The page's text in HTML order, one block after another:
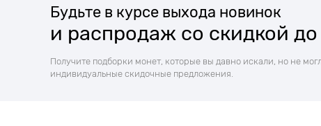
Будьте в курсе выхода новинок
и распродаж со скидкой до
Получите подборки монет, которые вы давно искали, но не
индивидуальные скидочные предложения.